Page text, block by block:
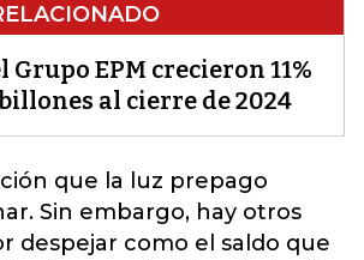
Grupo EPM crecieron 11%
al cierre de 2024
que la luz prepago
Sin embargo, hay otros
despejar como el saldo que